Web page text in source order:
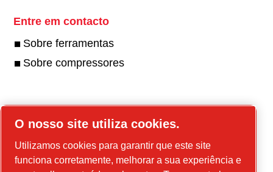
Entre em contacto
Sobre ferramentas
Sobre compressores
Ferramentas online
Peças online
O nosso site utiliza cookies.
Utilizamos cookies para garantir que este site
funciona corretamente, melhorar a sua experiência e